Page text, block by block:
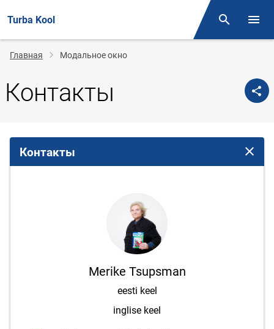
Turba Kool Поиск
Строка
навигации
Главная Модальное окно
Контакты
Контакты
Merike Tsupsman
eesti keel
inglise keel